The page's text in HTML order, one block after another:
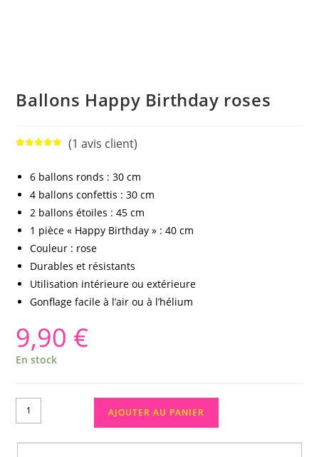
Ballons Happy Birthday roses
basé sur
notation
client
(1 avis client)
6 ballons ronds : 30 cm
4 ballons confettis : 30 cm
2 ballons étoiles : 45 cm
1 pièce « Happy Birthday » : 40 cm
Couleur : rose
Durables et résistants
Utilisation intérieure ou extérieure
Gonflage facile à l’air ou à l’hélium
9,90 €
En stock
AJOUTER AU PANIER